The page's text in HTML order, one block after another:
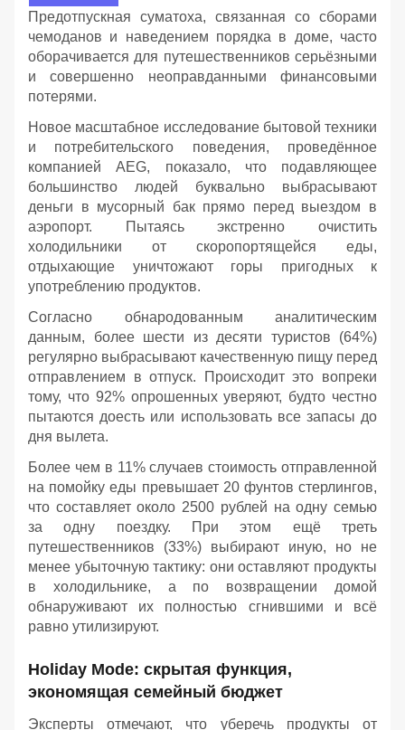
Предотпускная суматоха, связанная со сборами
чемоданов и наведением порядка в доме, часто
оборачивается для путешественников серьёзными
и совершенно неоправданными финансовыми
потерями.
Новое масштабное исследование бытовой техники
и потребительского поведения, проведённое
компанией AEG, показало, что подавляющее
большинство людей буквально выбрасывают
деньги в мусорный бак прямо перед выездом в
аэропорт. Пытаясь экстренно очистить
холодильники от скоропортящейся еды,
отдыхающие уничтожают горы пригодных к
употреблению продуктов.
Согласно обнародованным аналитическим
данным, более шести из десяти туристов (64%)
регулярно выбрасывают качественную пищу перед
отправлением в отпуск. Происходит это вопреки
тому, что 92% опрошенных уверяют, будто честно
пытаются доесть или использовать все запасы до
дня вылета.
Более чем в 11% случаев стоимость отправленной
на помойку еды превышает 20 фунтов стерлингов,
что составляет около 2500 рублей на одну семью
за одну поездку. При этом ещё треть
путешественников (33%) выбирают иную, но не
менее убыточную тактику: они оставляют продукты
в холодильнике, а по возвращении домой
обнаруживают их полностью сгнившими и всё
равно утилизируют.
Holiday Mode: скрытая функция,
экономящая семейный бюджет
Эксперты отмечают, что уберечь продукты от